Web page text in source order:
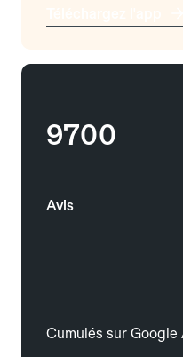
9700
Avis
Cumulés sur Google